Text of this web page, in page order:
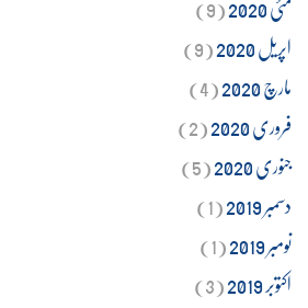
اپریل 2020
(9)
مارچ 2020
(4)
فروری 2020
(2)
جنوری 2020
(5)
دسمبر 2019
(1)
نومبر 2019
(1)
اکتوبر 2019
(3)